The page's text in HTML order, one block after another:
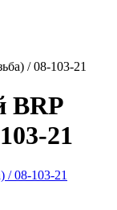
/ 08-103-21
BRP
21